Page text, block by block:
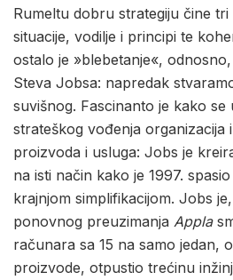
Rumeltu dobru strategiju čine tri
situacije, vodilje i principi te
ostalo je »blebetanje«,
Steva Jobsa: napredak
suvišnog. Fascinanto je kako se
strateškog vođenja organizacija
proizvoda i usluga: Jobs je
na isti način kako je 1997. spasio
krajnjom simplifikacijom. Jobs
ponovnog preuzimanja Appla
računara sa 15 na samo jedan,
proizvode, otpustio trećinu